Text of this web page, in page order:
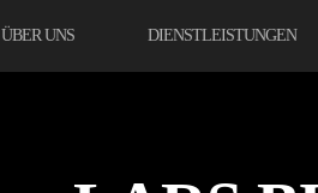
ÜBER UNS DIENSTLEISTUNGEN